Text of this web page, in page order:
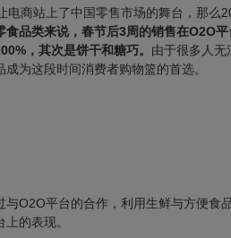
电商站上了中国零售市场的舞台，那么
食品类来说，春节后3周的销售在O2O
，其次是饼干和糖巧。 由于很多人无
为这段时间消费者购物篮的首选。
O2O平台的合作，利用生鲜与方便食
的表现。